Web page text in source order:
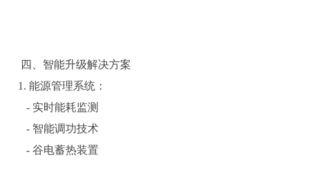
四、智能升级解决方案
1. 能源管理系统：
- 实时能耗监测
- 智能调功技术
- 谷电蓄热装置